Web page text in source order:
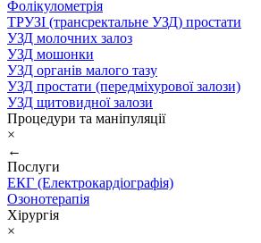
Фолікулометрія
ТРУЗІ (трансректальне УЗД) простати
УЗД молочних залоз
УЗД мошонки
УЗД органів малого тазу
УЗД простати (передміхурової залози)
УЗД щитовидної залози
Процедури та маніпуляції
×
←
Послуги
ЕКГ (Електрокардіографія)
Озонотерапія
Хірургія
×